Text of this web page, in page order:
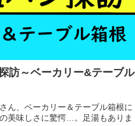
訪～ベーカリー&テーブル
ん、ベーカリー＆テーブル箱根に
美味しさに驚愕…。足湯もありま